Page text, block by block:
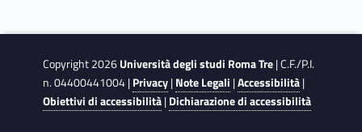
Copyright 2026Università degli studi Roma Tre| C.F./P.I.
n. 04400441004 |Privacy|Note Legali |Accessibilità|
Obiettivi di accessibilità|Dichiarazione di accessibilità